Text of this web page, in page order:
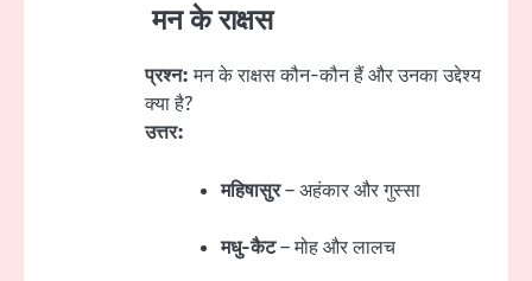
मन के राक्षस
प्रश्न:मन के राक्षस कौन-कौन हैं और उनका उद्देश्य
क्या है?
उत्तर:
महिषासुर– अहंकार और गुस्सा
मधु-कैट– मोह और लालच